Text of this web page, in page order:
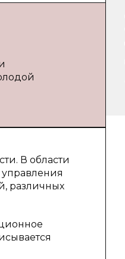
В области
различных